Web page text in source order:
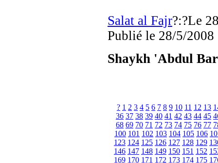
Salat al Fajr?:?Le
Publié le 28/5/2008
Shaykh 'Abdul
? 1 2 3 4 5 6 7 8 9 10 11 12 13
36 37 38 39 40 41 42 43 44 45
68 69 70 71 72 73 74 75 76 77
100 101 102 103 104 105 106
123 124 125 126 127 128 129
146 147 148 149 150 151 152
169 170 171 172 173 174 175